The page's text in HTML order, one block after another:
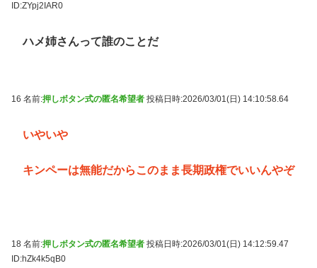
ID:ZYpj2IAR0
ハメ姉さんって誰のことだ
16 名前:押しボタン式の匿名希望者 投稿日時:2026/03/01(日) 14:10:58.64
いやいや
キンペーは無能だからこのまま長期政権でいいんやぞ
18 名前:押しボタン式の匿名希望者 投稿日時:2026/03/01(日) 14:12:59.47
ID:hZk4k5qB0